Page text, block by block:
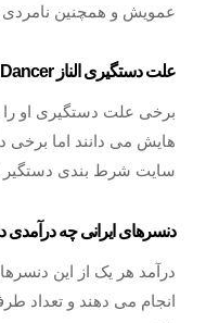
عمویش و همچنین
علت دستگیری الناز Dancer ایرانی چه بود؟
برخی علت دستگیری او را
هایش می دانند اما برخی
سایت شرط بندی
دنسرهای ایرانی چه درآمدی
درآمد هر یک از این
انجام می دهند و تعداد